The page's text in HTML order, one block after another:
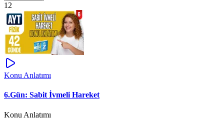
12
Konu Anlatımı
6.Gün: Sabit İvmeli Hareket
Konu Anlatımı